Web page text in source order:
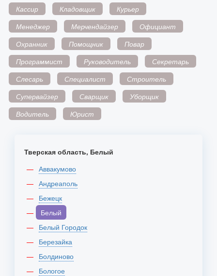
Кассир
Кладовщик
Курьер
Менеджер
Мерчендайзер
Официант
Охранник
Помощник
Повар
Программист
Руководитель
Секретарь
Слесарь
Специалист
Строитель
Супервайзер
Сварщик
Уборщик
Водитель
Юрист
Тверская область, Белый
Аввакумово
Андреаполь
Бежецк
Белый
Белый Городок
Березайка
Болдиново
Бологое